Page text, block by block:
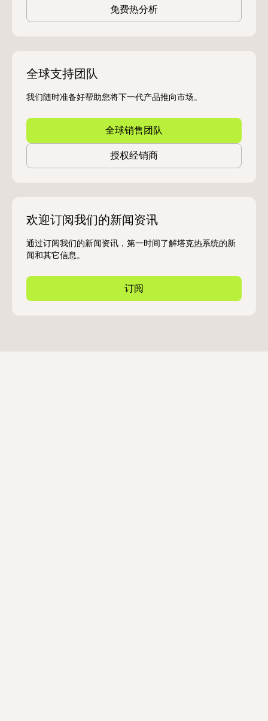
免费热分析
全球支持团队
我们随时准备好帮助您将下一代产品推向市场。
全球销售团队
授权经销商
欢迎订阅我们的新闻资讯
通过订阅我们的新闻资讯，第一时间了解塔克热系统的新
闻和其它信息。
订阅